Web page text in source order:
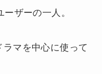
ザーの一人。
マを中心に使って